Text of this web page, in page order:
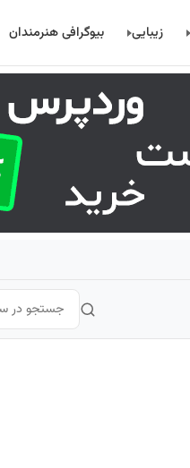
زیبایی بیوگرافی هنرمندان